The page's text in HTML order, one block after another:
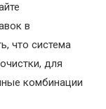
в
что система
для
комбинации